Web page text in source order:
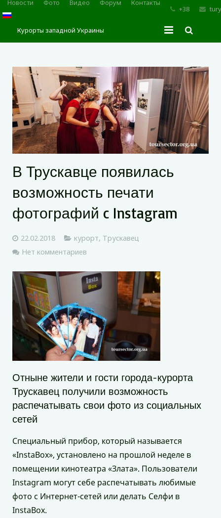
Новости Фото Видео Форум Контакты
+38
Курорты западной Украины
Трускавец
Сходница
Моршин
Карпаты
В Трускавце появилась
возможность печати
фотографий c Instagram
22.02.2018 курорт, Трускавец
Нет комментариев
Отныне жители и гости города-курорта
Трускавец получили возможность
распечатывать свои фото из социальных
сетей
Специальный прибор, который называется
«InstaBox», установлено на прошлой неделе в
помещении кинотеатра «Злата». Пользователи
Instagram могут себе распечатывать любимые
фото с Интернет-сетей или делать Селфи в
InstaBox.